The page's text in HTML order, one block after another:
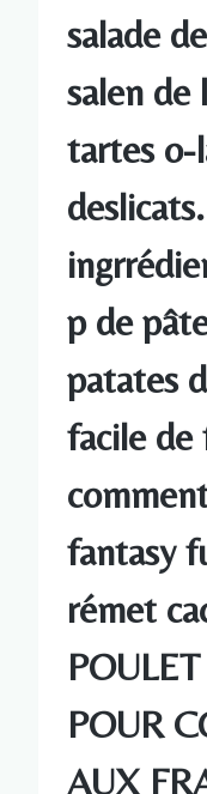
salade
salen de
tartes o-
p de
patates
facile de
fantasy
rémet
POUR
AUX